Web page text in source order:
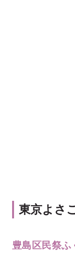
東京よさ
豊島区民祭ふ